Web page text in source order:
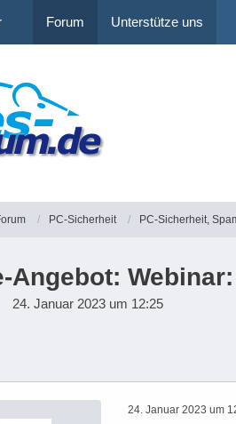
Forum Unterstütze uns
PC-Sicherheit PC-Sicherheit,
Angebot:
24. Januar 2023 um 12:25
24. Januar 2023 um